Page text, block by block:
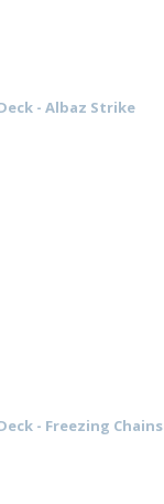
- Albaz Strike
- Freezing Chains